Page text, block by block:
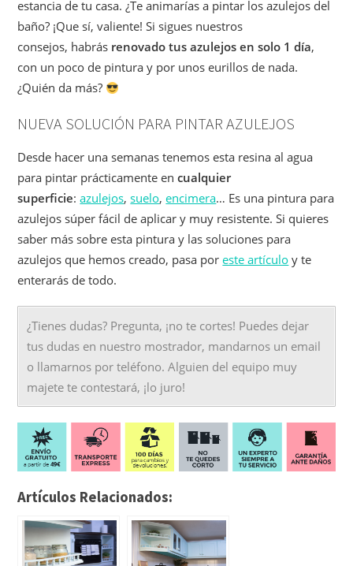
estancia de tu casa. ¿Te animarías a pintar los azulejos del
baño? ¡Que sí, valiente! Si sigues nuestros
consejos, habrás renovado tus azulejos en solo 1 día,
con un poco de pintura y por unos eurillos de nada.
¿Quién da más?
NUEVA SOLUCIÓN PARA PINTAR AZULEJOS
Desde hacer una semanas tenemos esta resina al agua
para pintar prácticamente encualquier
superficie:azulejos,suelo,encimera… Es una pintura para
azulejos súper fácil de aplicar y muy resistente. Si quieres
saber más sobre esta pintura y las soluciones para
azulejos que hemos creado, pasa poreste artículo y te
enterarás de todo.
¿Tienes dudas? Pregunta, ¡no te cortes! Puedes dejar
tus dudas en nuestro mostrador, mandarnos un email
o llamarnos por teléfono. Alguien del equipo muy
majete te contestará, ¡lo juro!
Artículos Relacionados: